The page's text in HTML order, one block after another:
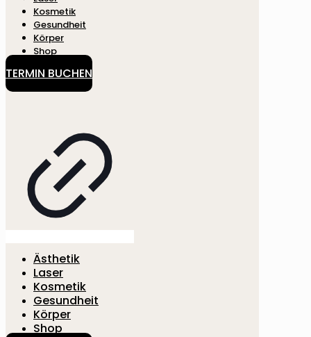
Kosmetik
Gesundheit
Körper
Shop
TERMIN BUCHEN
Ästhetik
Laser
Kosmetik
Gesundheit
Körper
Shop